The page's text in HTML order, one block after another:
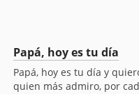
Papá, hoy es tu día
Papá, hoy es tu día y
quien más admiro, por